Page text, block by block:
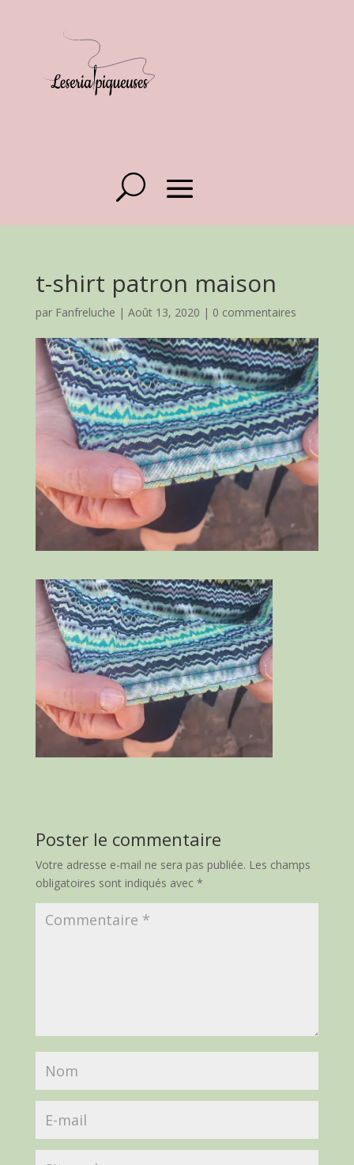
t-shirt patron maison
par Fanfreluche | Août 13, 2020 | 0 commentaires
Poster le commentaire
Votre adresse e-mail ne sera pas publiée. Les champs
obligatoires sont indiqués avec *